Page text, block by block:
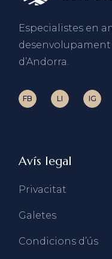
Especialistes en
d’Andorra.
FB LI IG
Avís legal
Privacitat
Galetes
Condicions d’ús